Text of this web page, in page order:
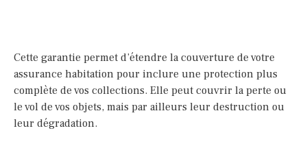
Cette garantie permet d’étendre la couverture de votre
assurance habitation pour inclure une protection plus
complète de vos collections. Elle peut couvrir la perte ou
le vol de vos objets, mais par ailleurs leur destruction ou
leur dégradation.